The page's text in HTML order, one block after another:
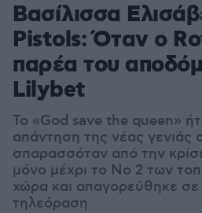
Βασίλισσα
Pistols: Όταν ο
παρέα του
Lilybet
Το «God save the queen»
απάντηση της νέας γενιάς
σπαρασσόταν από την
μόνο μέχρι το Νο 2 των
χώρα και απαγορεύθηκε
τηλεόραση